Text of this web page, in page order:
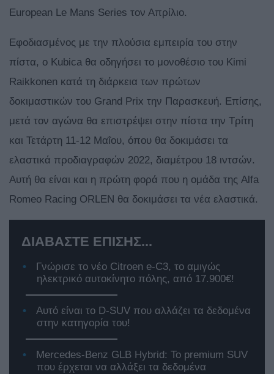
European Le Mans Series τον Απρίλιο.
Εφοδιασμένος με την πλούσια εμπειρία του στην
πίστα, ο Kubica θα οδηγήσει το μονοθέσιο του Kimi
Raikkonen κατά τη διάρκεια των πρώτων
δοκιμαστικών του Grand Prix την Παρασκευή. Επίσης,
μετά τον αγώνα θα επιστρέψει στην πίστα την Τρίτη
και Τετάρτη 11-12 Μαΐου, όπου θα δοκιμάσει τα
ελαστικά προδιαγραφών 2022, διαμέτρου 18 ιντσών.
Αυτή θα είναι και η πρώτη φορά που η ομάδα της Alfa
Romeo Racing ORLEN θα δοκιμάσει τα νέα ελαστικά.
ΔΙΑΒΑΣΤΕ ΕΠΙΣΗΣ...
Γνώρισε το νέο Citroen e-C3, το αμιγώς
ηλεκτρικό αυτοκίνητο πόλης, από 17.900€!
Αυτό είναι το D-SUV που αλλάζει τα δεδομένα
στην κατηγορία του!
Mercedes-Benz GLB Hybrid: Το premium SUV
που έρχεται να αλλάξει τα δεδομένα